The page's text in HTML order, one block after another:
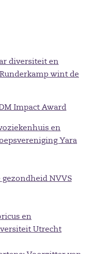
diversiteit en
wint de
Impact Award
en
Yara
NVVS
en
Utrecht